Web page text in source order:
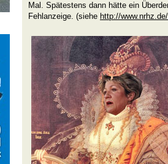
Mal. Spätestens dann hätte ein
Fehlanzeige. (siehe http://